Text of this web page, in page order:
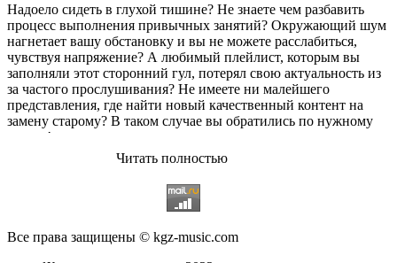
Надоело сидеть в глухой тишине? Не знаете чем разбавить
процесс выполнения привычных занятий? Окружающий шум
нагнетает вашу обстановку и вы не можете расслабиться,
чувствуя напряжение? А любимый плейлист, которым вы
заполняли этот сторонний гул, потерял свою актуальность из
за частого прослушивания? Не имеете ни малейшего
представления, где найти новый качественный контент на
замену старому? В таком случае вы обратились по нужному
адресу!
Музыкальный портал KGZ Musicс большой радостью
приветствует своих старых и новых слушателей! Специально
для вас мы заготовили чудесную подборку самых лучших
песен всех времён во всех жанровых стилистиках. Огромное
количество старых и новых треков, самые востребованные и
популярные композиции отечественных и зарубежных
Читать полностью
Все права защищены © kgz-music.com